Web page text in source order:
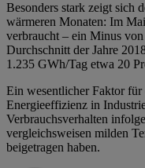
Besonders stark zeigt sich
wärmeren Monaten: Im
verbraucht – ein Minus
Durchschnitt der Jahre
1.235 GWh/Tag etwa 20
Ein wesentlicher Faktor für
Energieeffizienz in
Verbrauchsverhalten
vergleichsweisen milden
beigetragen haben.